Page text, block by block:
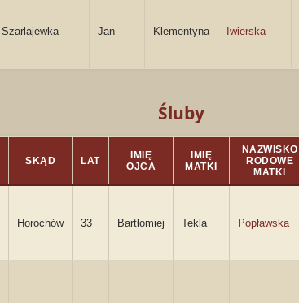
Szarlajewka Jan Klementyna Iwierska
Śluby
SKĄD LAT
IMIĘ
OJCA
IMIĘ
MATKI
NAZWISKO
RODOWE
MATKI
Horochów 33 Bartłomiej Tekla Popławska